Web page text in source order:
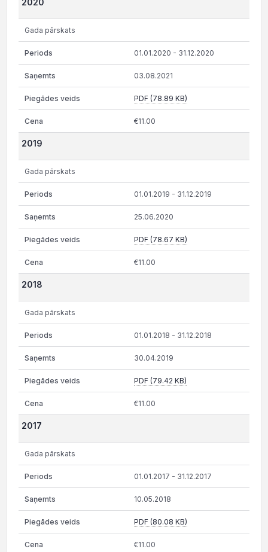
Gada pārskats
01.01.2020 - 31.12.2020
03.08.2021
PDF (78.89 KB)
€11.00
2019
Gada pārskats
01.01.2019 - 31.12.2019
25.06.2020
PDF (78.67 KB)
€11.00
2018
Gada pārskats
01.01.2018 - 31.12.2018
30.04.2019
PDF (79.42 KB)
€11.00
2017
Gada pārskats
01.01.2017 - 31.12.2017
10.05.2018
PDF (80.08 KB)
€11.00